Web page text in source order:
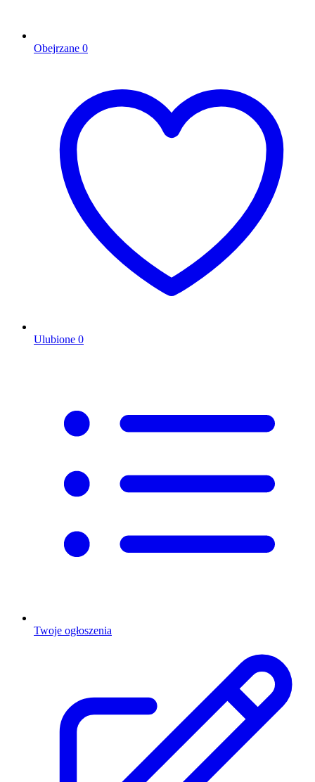
Obejrzane 0
Ulubione 0
Twoje ogłoszenia